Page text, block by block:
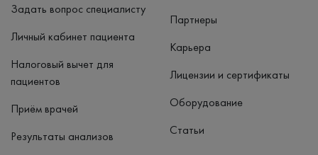
Задать вопрос специалисту
Личный кабинет пациента
Налоговый вычет для
пациентов
Приём врачей
Результаты анализов
Партнеры
Карьера
Лицензии и сертификаты
Оборудование
Статьи